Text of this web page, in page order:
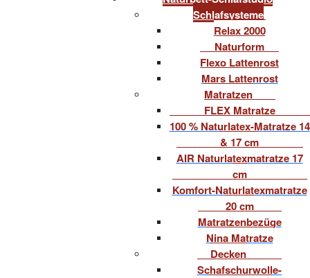
Schlafsysteme
Relax 2000
Naturform
Flexo Lattenrost
Mars Lattenrost
Matratzen
FLEX Matratze
100 % Naturlatex-Matratze 14
& 17 cm
AIR Naturlatexmatratze 17
cm
Komfort-Naturlatexmatratze
20 cm
Matratzenbezüge
Nina Matratze
Decken
Schafschurwolle-